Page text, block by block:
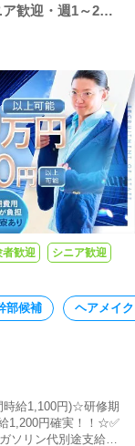
歓迎・週1～2日
者歓迎
シニア歓迎
部候補 ヘアメイ
時給1,100円)☆研修期
1,200円確実！！☆✅
ソリン代別途支給✅